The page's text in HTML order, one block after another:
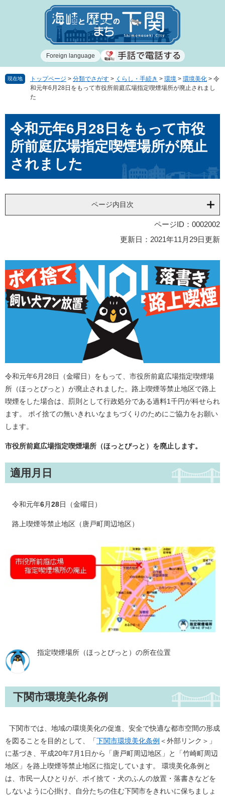
で
ば
Foreign language
現在地 トップページ > 分類でさがす > くらし・手続き > 環境 > 環境美化 > 令
和元年6月28日をもって市役所前庭広場指定喫煙場所が廃止されまし
た
文令和元年6月28日をもって市役
所前庭広場指定喫煙場所が廃止
されました
ページ内目次
ページID：0002002
更新日：2021年11月29日更新
令和元年6月28日（金曜日）をもって、市役所前庭広場指定喫煙場
所（ほっとぴっと）が廃止されました。路上喫煙等禁止地区で路上
喫煙をした場合は、罰則として行政処分である過料1千円が科せられ
ます。 ポイ捨ての無いきれいなまちづくりのためにご協力をお願い
します。
市役所前庭広場指定喫煙場所（ほっとぴっと）を廃止します。
適用月日
令和元年6月28日（金曜日）
路上喫煙等禁止地区（唐戸町周辺地区）
指定喫煙場所（ほっとぴっと）の所在位置
下関市環境美化条例
下関市では、地域の環境美化の促進、安全で快適な都市空間の形成
を図ることを目的として、「下関市環境美化条例 ＜外部リンク＞ 」
に基づき、平成20年7月1日から「唐戸町周辺地区」と「竹崎町周辺
地区」を路上喫煙等禁止地区に指定しています。 環境美化条例と
は、市民一人ひとりが、ポイ捨て・犬のふんの放置・落書きなどを
しないように心掛け、自分たちの住む下関市をきれいに保ちましょ